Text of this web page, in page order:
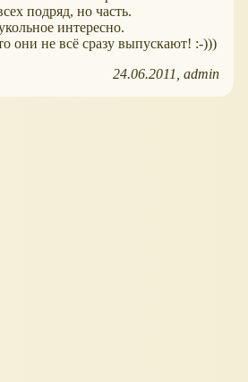
подряд, но часть.
интересно.
они не всё сразу выпускают! :-)))
24.06.2011 admin